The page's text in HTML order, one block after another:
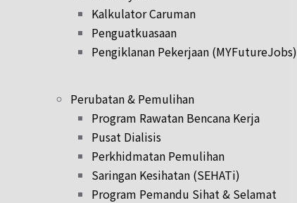
Kalkulator Caruman
Penguatkuasaan
Pengiklanan Pekerjaan (MYFutureJobs)
Perubatan & Pemulihan
Program Rawatan Bencana Kerja
Pusat Dialisis
Perkhidmatan Pemulihan
Saringan Kesihatan (SEHATi)
Program Pemandu Sihat & Selamat